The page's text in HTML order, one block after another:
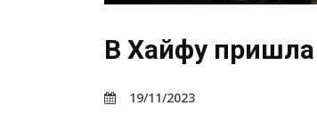
В Хайфу пришла
19/11/2023